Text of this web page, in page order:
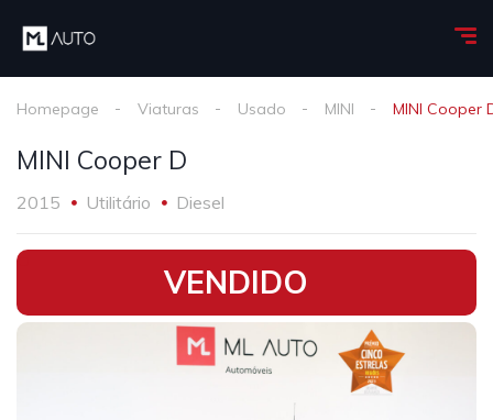
Homepage Viaturas Usado MINI MINI Cooper
MINI Cooper D
2015 Utilitário Diesel
•
VENDIDO